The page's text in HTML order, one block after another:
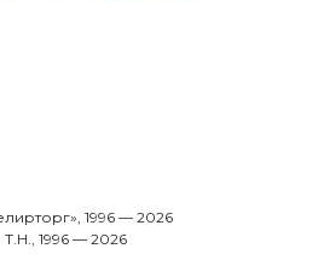
1996 — 2026
1996 — 2026